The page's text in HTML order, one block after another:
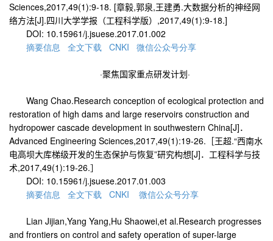
Sciences,2017,49(1):9-18. [章毅,郭泉,王建勇.大数据分析的神经网
络方法[J].四川大学学报（工程科学版） ,2017,49(1):9-18.]
DOI: 10.15961/j.jsuese.2017.01.002
摘要信息 全文下载 CNKI 微信公众号分享
·聚焦国家重点研发计划·
Wang Chao.Research conception of ecological protection and
restoration of high dams and large reservoirs construction and
hydropower cascade development in southwestern China[J]．
Advanced Engineering Sciences,2017,49(1):19-26. ［王超.“西南水
电高坝大库梯级开发的生态保护与恢复”研究构想[J]．工程科学与技
术,2017,49(1):19-26.］
DOI: 10.15961/j.jsuese.2017.01.003
摘要信息 全文下载 CNKI 微信公众号分享
Lian Jijian,Yang Yang,Hu Shaowei,et al.Research progresses
and frontiers on control and safety operation of super-large